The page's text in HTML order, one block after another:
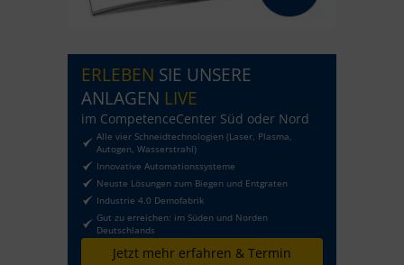
ERLEBEN SIE UNSERE
ANLAGEN LIVE
im CompetenceCenter Süd oder Nord
Alle vier Schneidtechnologien (Laser, Plasma,
Autogen, Wasserstrahl)
Innovative Automationssysteme
Neuste Lösungen zum Biegen und Entgraten
Industrie 4.0 Demofabrik
Gut zu erreichen: im Süden und Norden
Deutschlands
Jetzt mehr erfahren & Termin